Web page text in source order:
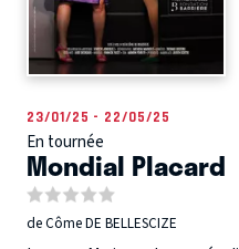
23/01/25 - 22/05/25
En tournée
Mondial Placard
de Côme DE BELLESCIZE